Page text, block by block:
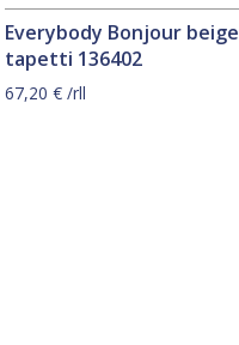
Everybody Bonjour beige
tapetti 136402
67,20€ /rll